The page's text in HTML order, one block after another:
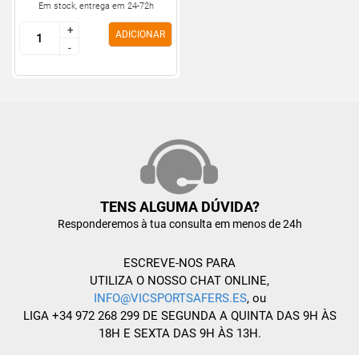
Em stock, entrega em 24-72h
+
-
+
-
ADICIONAR
TENS ALGUMA DÚVIDA?
Responderemos à tua consulta em menos de 24h
ESCREVE-NOS PARA
UTILIZA O NOSSO CHAT ONLINE,
INFO@VICSPORTSAFERS.ES, ou
LIGA +34 972 268 299 DE SEGUNDA A QUINTA DAS 9H ÀS
18H E SEXTA DAS 9H ÀS 13H.